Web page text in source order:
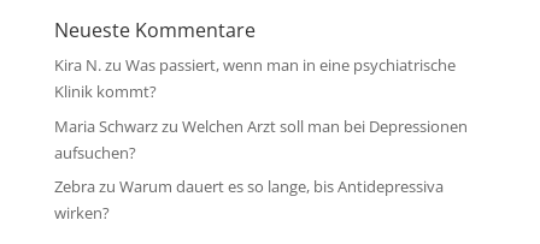
Neueste Kommentare
Kira N.zu Was passiert, wenn man in eine psychiatrische
Klinik kommt?
Maria Schwarzzu Welchen Arzt soll man bei Depressionen
aufsuchen?
Zebrazu Warum dauert es so lange, bis Antidepressiva
wirken?